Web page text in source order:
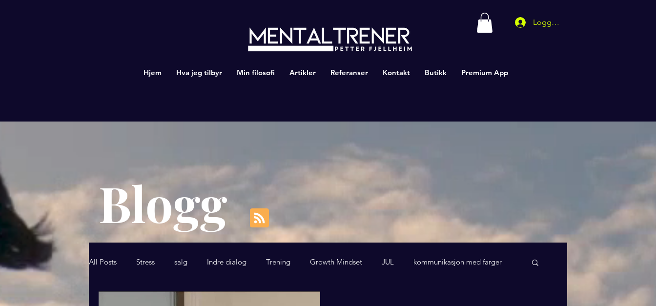
Logg inn
Hjem Hva jeg tilbyr Min filosofi Artikler Referanser Kontakt Butikk Premium App
Blogg
All Posts Stress salg Indre dialog Trening Growth Mindset JUL kommunikasjon med farger